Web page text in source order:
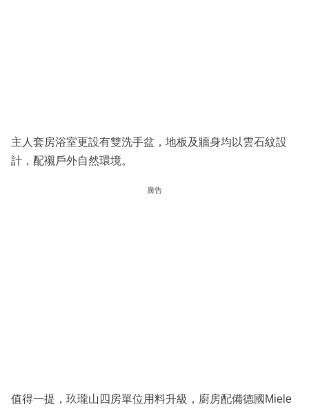
主人套房浴室更設有雙洗手盆，地板及牆身均以雲石紋設
計，配襯戶外自然環境。
廣告
值得一提，玖瓏山四房單位用料升級，廚房配備德國Miele